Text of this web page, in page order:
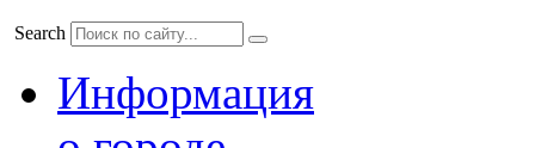
Search
Информация